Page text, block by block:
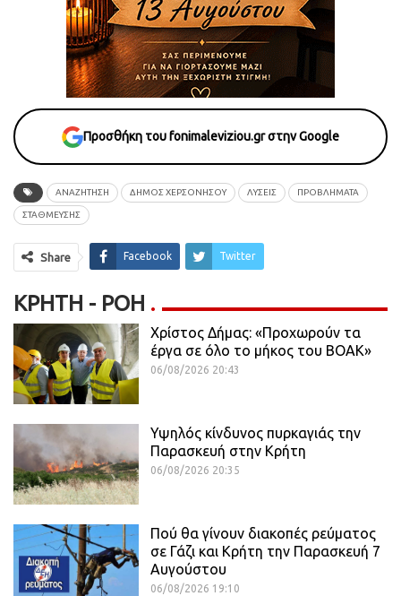
Προσθήκη του fonimaleviziou.gr στην Google
ΑΝΑΖΗΤΗΣΗ ΔΗΜΟΣ ΧΕΡΣΟΝΗΣΟΥ ΛΥΣΕΙΣ ΠΡΟΒΛΗΜΑΤΑ
ΣΤΑΘΜΕΥΣΗΣ
Share Facebook Twitter
ΚΡΉΤΗ - ΡΟΗ
Χρίστος Δήμας: «Προχωρούν τα
έργα σε όλο το μήκος του ΒΟΑΚ»
06/08/2026 20:43
Υψηλός κίνδυνος πυρκαγιάς την
Παρασκευή στην Κρήτη
06/08/2026 20:35
Πού θα γίνουν διακοπές ρεύματος
σε Γάζι και Κρήτη την Παρασκευή 7
Αυγούστου
06/08/2026 19:10